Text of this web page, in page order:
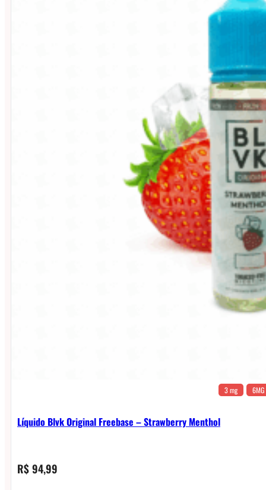
3 mg 6MG
Líquido Blvk Original Freebase – Strawberry Menthol
R$94,99